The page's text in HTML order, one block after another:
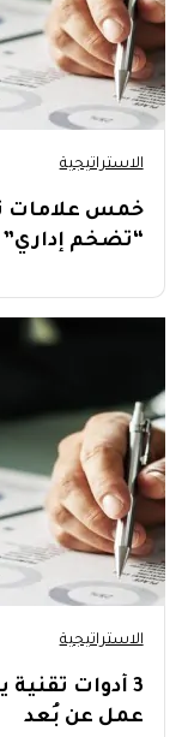
الاستراتيجية
خمس علامات
“تضخم إداري”
الاستراتيجية
3 أدوات
عمل عن بُعد